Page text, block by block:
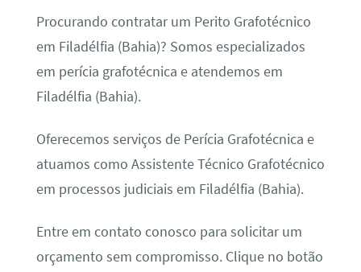
Procurando contratar um Perito Grafotécnico
em Filadélfia (Bahia)? Somos especializados
em perícia grafotécnica e atendemos em
Filadélfia (Bahia).
Oferecemos serviços de Perícia Grafotécnica e
atuamos como Assistente Técnico Grafotécnico
em processos judiciais em Filadélfia (Bahia).
Entre em contato conosco para solicitar um
orçamento sem compromisso. Clique no botão